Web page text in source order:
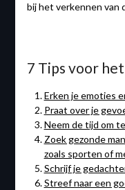
bij het verkennen van
7 Tips voor
Erken je emoties
Praat over je
Neem de tijd om
Zoek gezonde
zoals sporten of
Schrijf je
Streef naar een